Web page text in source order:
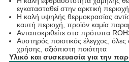
εγκατασταθεί στην αρκτική
Η καλή υψηλής θερμοκρασίας
καυτή περιοχή, προϊόν καμία
Ανταποκριθείτε στα πρότυπα
Αυστηρός ποιοτικός έλεγχος,
χρήσης, αξιόπιστη ποιότητα
Υλικό και συσκευασία για την